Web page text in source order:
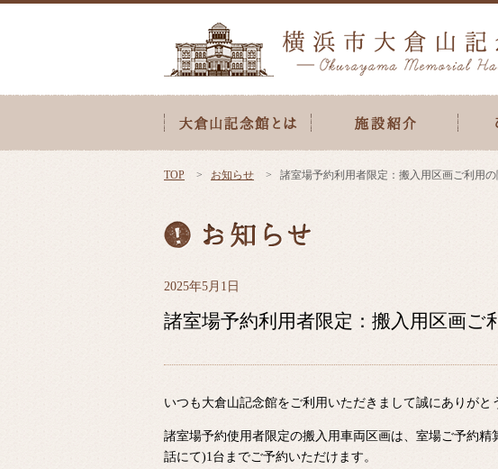
TOP お知らせ 諸室場予約利用者限定：搬入用区画ご利用
2025年5月1日
諸室場予約利用者限定：搬入用区画ご
いつも大倉山記念館をご利用いただきまして誠にありがと
諸室場予約使用者限定の搬入用車両区画は、室場ご予約
話にて)1台までご予約いただけます。